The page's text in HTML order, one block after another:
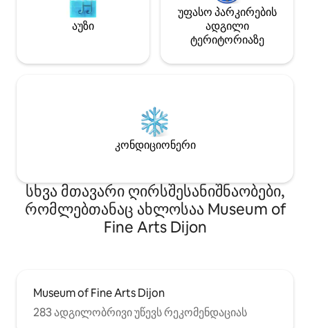
აუზი
უფასო პარკირების
ადგილი
ტერიტორიაზე
კონდიციონერი
სხვა მთავარი ღირსშესანიშნაობები,
რომლებთანაც ახლოსაა Museum of
Fine Arts Dijon
Museum of Fine Arts Dijon
283 ადგილობრივი უწევს რეკომენდაციას